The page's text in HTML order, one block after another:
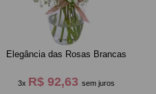
Elegância das Rosas Brancas
3x R$ 92,63sem juros